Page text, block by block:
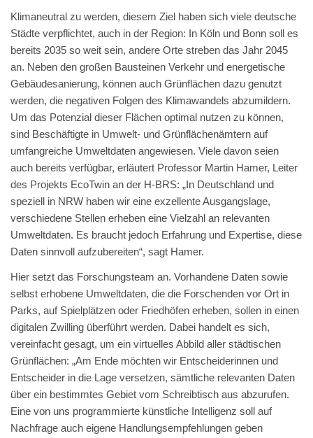
Klimaneutral zu werden, diesem Ziel haben sich viele deutsche
Städte verpflichtet, auch in der Region: In Köln und Bonn soll es
bereits 2035 so weit sein, andere Orte streben das Jahr 2045
an. Neben den großen Bausteinen Verkehr und energetische
Gebäudesanierung, können auch Grünflächen dazu genutzt
werden, die negativen Folgen des Klimawandels abzumildern.
Um das Potenzial dieser Flächen optimal nutzen zu können,
sind Beschäftigte in Umwelt- und Grünflächenämtern auf
umfangreiche Umweltdaten angewiesen. Viele davon seien
auch bereits verfügbar, erläutert Professor Martin Hamer, Leiter
des Projekts EcoTwin an der H-BRS: „In Deutschland und
speziell in NRW haben wir eine exzellente Ausgangslage,
verschiedene Stellen erheben eine Vielzahl an relevanten
Umweltdaten. Es braucht jedoch Erfahrung und Expertise, diese
Daten sinnvoll aufzubereiten“, sagt Hamer.
Hier setzt das Forschungsteam an. Vorhandene Daten sowie
selbst erhobene Umweltdaten, die die Forschenden vor Ort in
Parks, auf Spielplätzen oder Friedhöfen erheben, sollen in einen
digitalen Zwilling überführt werden. Dabei handelt es sich,
vereinfacht gesagt, um ein virtuelles Abbild aller städtischen
Grünflächen: „Am Ende möchten wir Entscheiderinnen und
Entscheider in die Lage versetzen, sämtliche relevanten Daten
über ein bestimmtes Gebiet vom Schreibtisch aus abzurufen.
Eine von uns programmierte künstliche Intelligenz soll auf
Nachfrage auch eigene Handlungsempfehlungen geben